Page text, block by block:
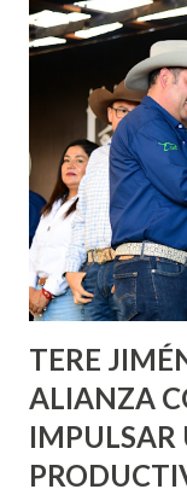
Corazón Urbano y
informó que en
metros cuadrados
Nieto, entre Jesús
lo que se aplicará
llevará este
Asunción, Avenida
los edificios
Norias de Paso
TERE
ALIANZA